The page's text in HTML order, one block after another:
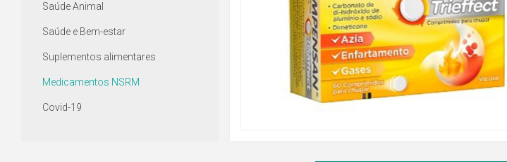
Saúde Animal
Saúde e Bem-estar
Suplementos alimentares
Medicamentos NSRM
Covid-19